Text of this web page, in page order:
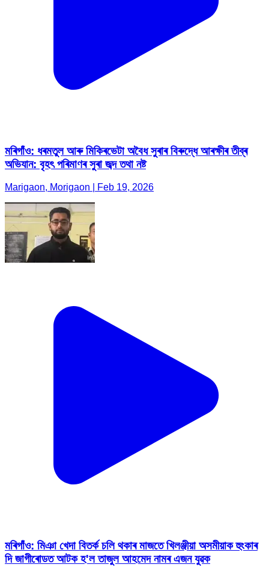
মৰিগাঁও: ধৰমতুল আৰু মিকিৰভেটা অবৈধ সুৰাৰ বিৰুদ্ধে আৰক্ষীৰ তীব্ৰ
অভিযান: বৃহৎ পৰিমাণৰ সুৰা জব্দ তথা নষ্ট
Marigaon, Morigaon | Feb 19, 2026
মৰিগাঁও: মিঞা খেদা বিতৰ্ক চলি থকাৰ মাজতে খিলঞ্জীয়া অসমীয়াক হুংকাৰ
দি জাগীৰোডত আটক হ'ল তাজুল আহমেদ নামৰ এজন যুৱক